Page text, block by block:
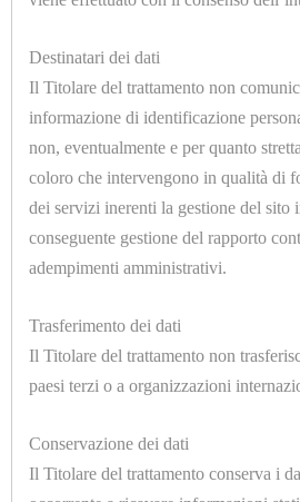
ATTREZZATURE
CALDAIE
DA
CAMICIOTTI
PER
MANICHINO
ADATTATORE
Destinatari dei dati
Il Titolare del trattamento non
informazione di identificazione
non, eventualmente e per quanto
coloro che intervengono in qualità di
dei servizi inerenti la gestione del sito
conseguente gestione del rapporto
adempimenti amministrativi.
Trasferimento dei dati
Il Titolare del trattamento non
paesi terzi o a organizzazioni
Conservazione dei dati
Il Titolare del trattamento conserva i